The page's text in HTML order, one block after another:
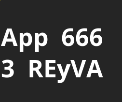
666
REyVA